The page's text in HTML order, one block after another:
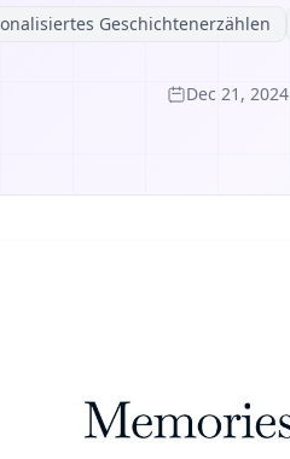
Geschichtenerzählen
Dec 21, 2024